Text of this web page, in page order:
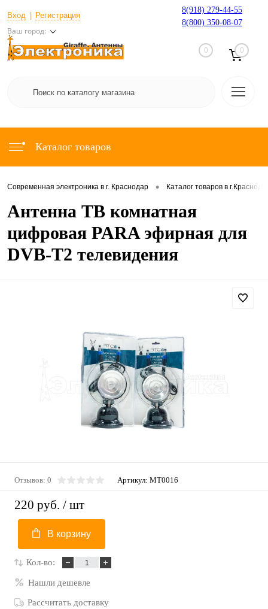
Вход Регистрация
Ваш город:
8(918) 279-44-55
8(800) 350-08-07
0 0
Каталог товаров
Современная электроника в г. Краснодар • Каталог товаров в
Антенна ТВ комнатная
цифровая PARA эфирная для
DVB-T2 телевидения
Отзывов: 0 Артикул: MT0016
220 руб. / шт
В корзину
Кол-во:
Нашли дешевле
Рассчитать доставку